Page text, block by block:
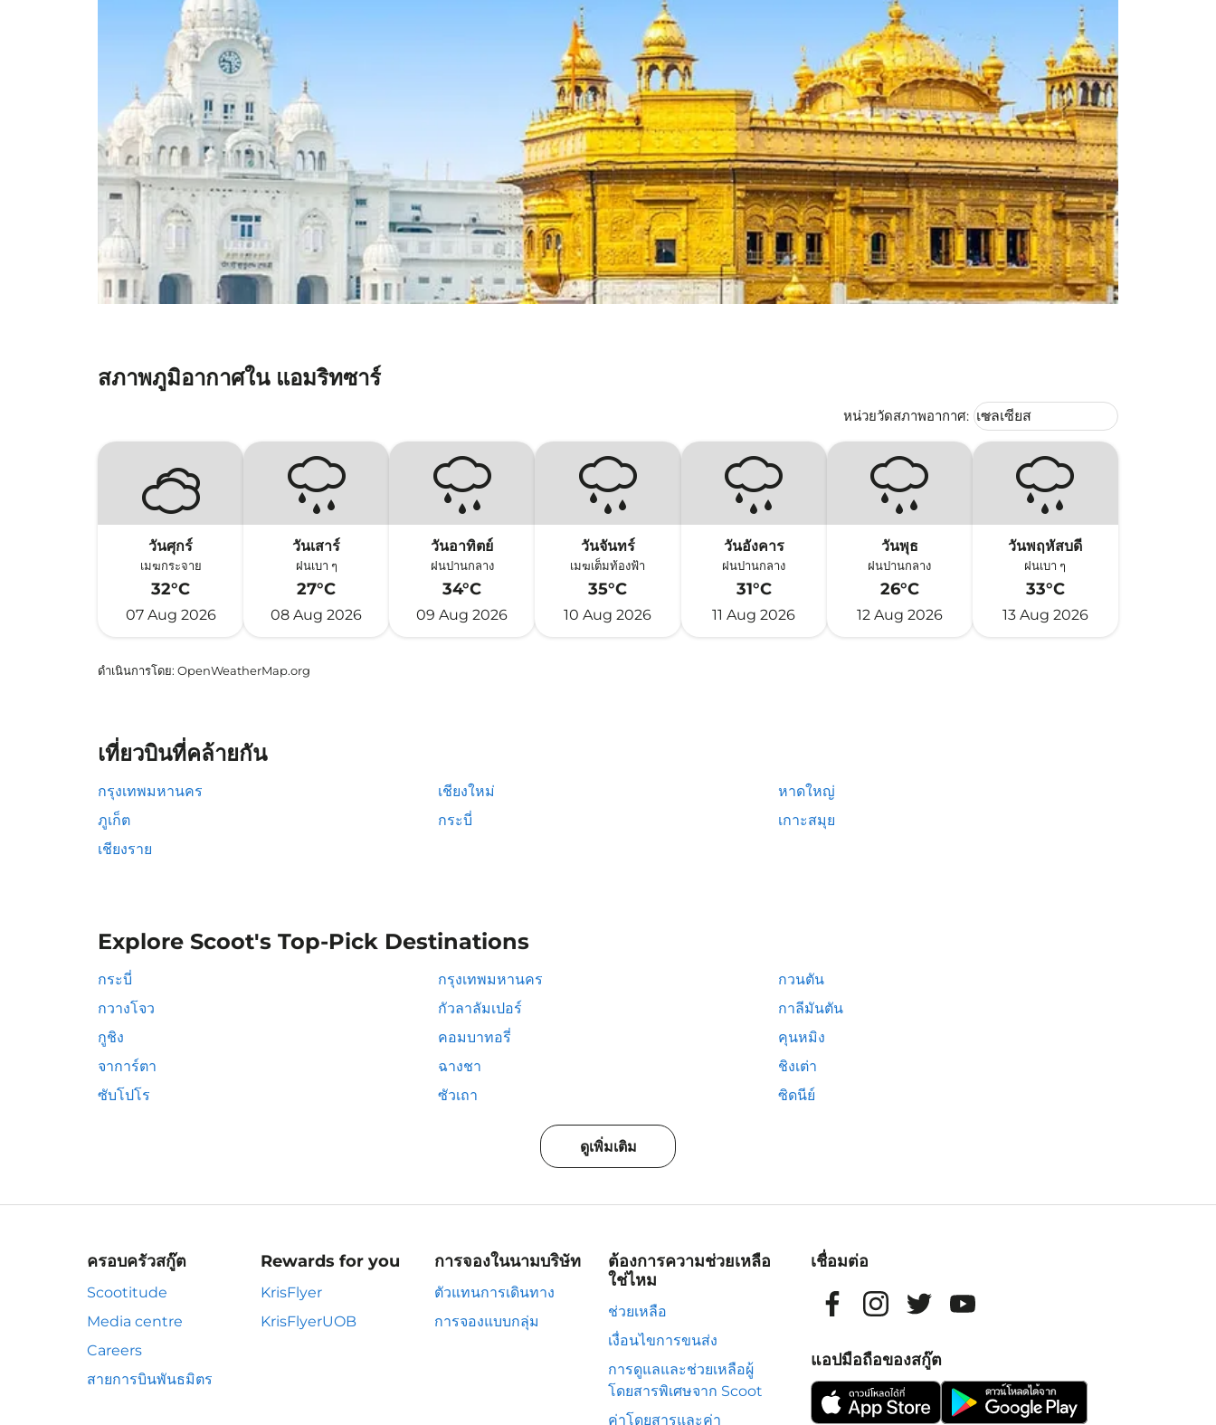
สภาพภูมิอากาศใน แอมริทซาร์
หน่วยวัดสภาพอากาศ: Weather unit option เซลเซียส
เซลเซียส
keyboard_arrow_down
วันศุกร์
เมฆกระจาย
32°C
07 Aug 2026
วันเสาร์
ฝนเบา ๆ
27°C
08 Aug 2026
วันอาทิตย์
ฝนปานกลาง
34°C
09 Aug 2026
วันจันทร์
เมฆเต็มท้องฟ้า
35°C
10 Aug 2026
วันอังคาร
ฝนปานกลาง
31°C
11 Aug 2026
วันพุธ
ฝนปานกลาง
26°C
12 Aug 2026
วันพฤหัสบดี
ฝนเบา ๆ
33°C
13 Aug 2026
ดำเนินการโดย: OpenWeatherMap.org
เที่ยวบินที่คล้ายกัน
กรุงเทพมหานคร เชียงใหม่
หาดใหญ่
ภูเก็ต
กระบี่
เกาะสมุย
เชียงราย
Explore Scoot's Top-Pick Destinations
กระบี่ กรุงเทพมหานคร
กวนตัน
กวางโจว
กัวลาลัมเปอร์
กาลีมันตัน
กูชิง
คอมบาทอรี่
คุนหมิง
จาการ์ตา
ฉางชา
ชิงเต่า
ซับโปโร
ซัวเถา ซิดนีย์
ดูเพิ่มเติม
ครอบครัวสกู๊ต
Scootitude
Media centre
Careers
สายการบินพันธมิตร
Rewards for you
KrisFlyer
KrisFlyerUOB
การจองในนามบริษัท
ตัวแทนการเดินทาง
การจองแบบกลุ่ม
ต้องการความช่วยเหลือ
ใช่ไหม
ช่วยเหลือ
เงื่อนไขการขนส่ง
การดูแลและช่วยเหลือผู้
โดยสารพิเศษจาก Scoot
ค่าโดยสารและค่า
เชื่อมต่อ
แอปมือถือของสกู๊ต